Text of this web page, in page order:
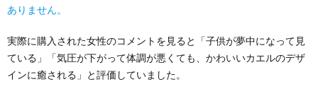
ありません。
実際に購入された女性のコメントを見ると「子供が夢中になって見
ている」「気圧が下がって体調が悪くても、かわいいカエルのデザ
インに癒される」と評価していました。